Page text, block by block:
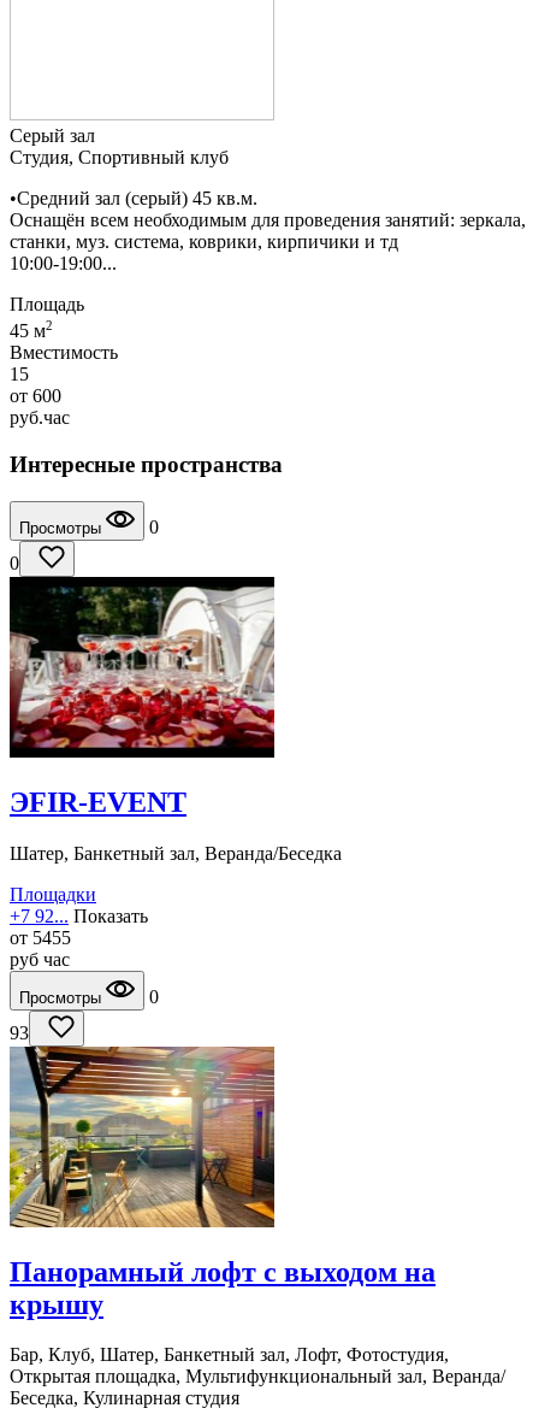
Серый зал
Студия, Спортивный клуб
•Средний зал (серый) 45 кв.м.
Оснащён всем необходимым для проведения занятий: зеркала,
станки, муз. система, коврики, кирпичики и тд
10:00-19:00...
Площадь
45 м2
Вместимость
15
от 600
руб.час
Интересные пространства
Просмотры
0
0
ЭFIR-EVENT
Шатер, Банкетный зал, Веранда/Беседка
Площадки
+7 92... Показать
от 5455
руб час
Просмотры
0
93
Панорамный лофт с выходом на
крышу
Бар, Клуб, Шатер, Банкетный зал, Лофт, Фотостудия,
Открытая площадка, Мультифункциональный зал, Веранда/
Беседка, Кулинарная студия